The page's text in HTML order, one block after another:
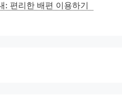
: 편리한 배편 이용하기